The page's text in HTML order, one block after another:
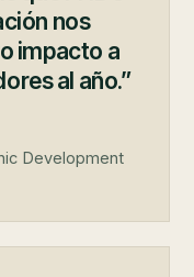
nos
impacto a
al año.”
Development